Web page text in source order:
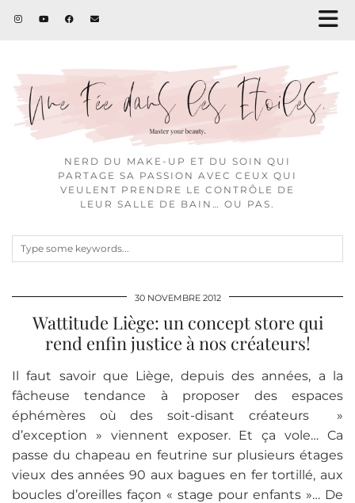
NERD DU MAKE-UP ET DU SOIN QUI
PARTAGE SA PASSION AVEC CEUX QUI
VEULENT PRENDRE LE CONTRÔLE DE
LEUR SALLE DE BAIN… OU PAS.
30 NOVEMBRE 2012
Wattitude Liège: un concept store qui
rend enfin justice à nos créateurs!
Il faut savoir que Liège, depuis des années, a la
fâcheuse tendance à proposer des espaces
éphémères où des soit-disant créateurs »
d’exception » viennent exposer. Et ça vole… Ca
passe du chapeau en feutrine sur plusieurs étages
vieux des années 90 aux bagues en fer tortillé, aux
boucles d’oreilles façon « stage pour enfants »… De